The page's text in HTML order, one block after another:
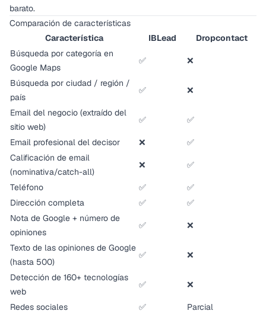
barato.
Comparación de características
Característica
IBLead
Dropcontact
Búsqueda por categoría en
Google Maps
✅ ❌
Búsqueda por ciudad / región /
país
✅ ❌
Email del negocio (extraído del
sitio web)
✅ ✅
Email profesional del decisor ❌
✅
Calificación de email
(nominativa/catch-all)
❌ ✅
Teléfono ✅
✅
Dirección completa
✅
✅
Nota de Google + número de
opiniones
✅ ❌
Texto de las opiniones de Google
(hasta 500)
✅ ❌
Detección de 160+ tecnologías
web
✅ ❌
Redes sociales ✅ Parcial